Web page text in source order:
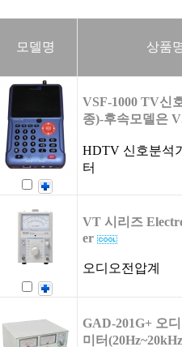
모델명 상품
VSF-1000 TV신
종)-후속모델은
HDTV 신호분석
터
VT 시리즈
er
오디오전압계
GAD-201G+ 오
미터